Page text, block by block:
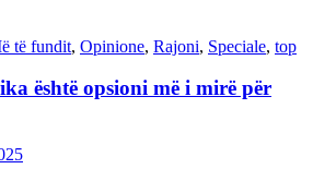
të fundit, Opinione, Rajoni, Speciale, top
është opsioni më i mirë për